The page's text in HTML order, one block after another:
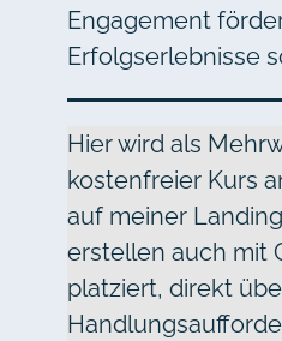
Engagement
Erfolgserlebnisse
Hier wird als
kostenfreier Kurs
auf meiner
erstellen auch mit
platziert, direkt